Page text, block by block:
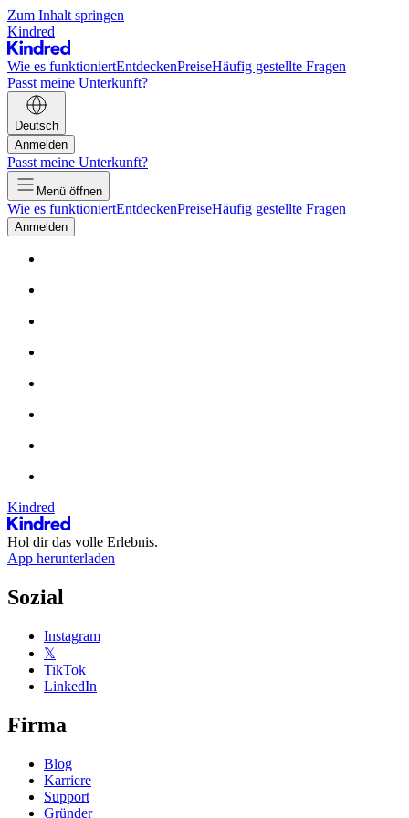
Zum Inhalt springen
Kindred
Wie es funktioniertEntdeckenPreiseHäufig gestellte Fragen
Passt meine Unterkunft?
Deutsch
Anmelden
Passt meine Unterkunft?
Menü öffnen
Wie es funktioniertEntdeckenPreiseHäufig gestellte Fragen
Anmelden
Kindred
Hol dir das volle Erlebnis.
App herunterladen
Sozial
Instagram
𝕏
TikTok
LinkedIn
Firma
Blog
Karriere
Support
Gründer